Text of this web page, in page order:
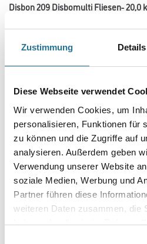
Zustimmung Details
Diese Webseite verwendet
Wir verwenden Cookies, um
personalisieren, Funktionen für
zu können und die Zugriffe auf
analysieren. Außerdem geben
Verwendung unserer Website
soziale Medien, Werbung und
Partner führen diese
weiteren Daten zusammen, die
haben oder die sie im Rahmen
Disbon 209 Disbomulti Fliesen- 20,0
Gebrauchsfertiger Dispersionsklebstoff
Platten, Dämmstoffen und Fliesen auf
Gebinde
Umrechnungsfaktoren